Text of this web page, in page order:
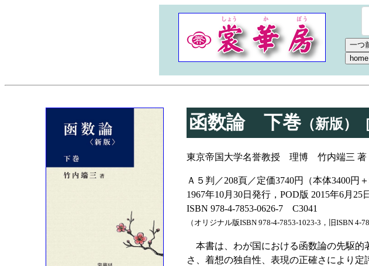
函数論 下巻（新版）
東京帝国大学名誉教授 理博 竹内端三 著
Ａ５判／208頁／定価3740円（本体3400円
1967年10月30日発行，POD版 2015年6月25
ISBN 978-4-7853-0626-7 C3041
（オリジナル版ISBN 978-4-7853-1023-3，旧ISBN 4-
本書は、わが国における函数論の先駆的
さ、着想の独自性、表現の正確さにより